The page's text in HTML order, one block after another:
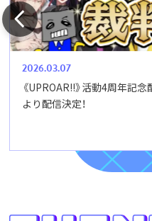
2026.03.07
《UPROAR!!》活動4周年記
より配信決定！